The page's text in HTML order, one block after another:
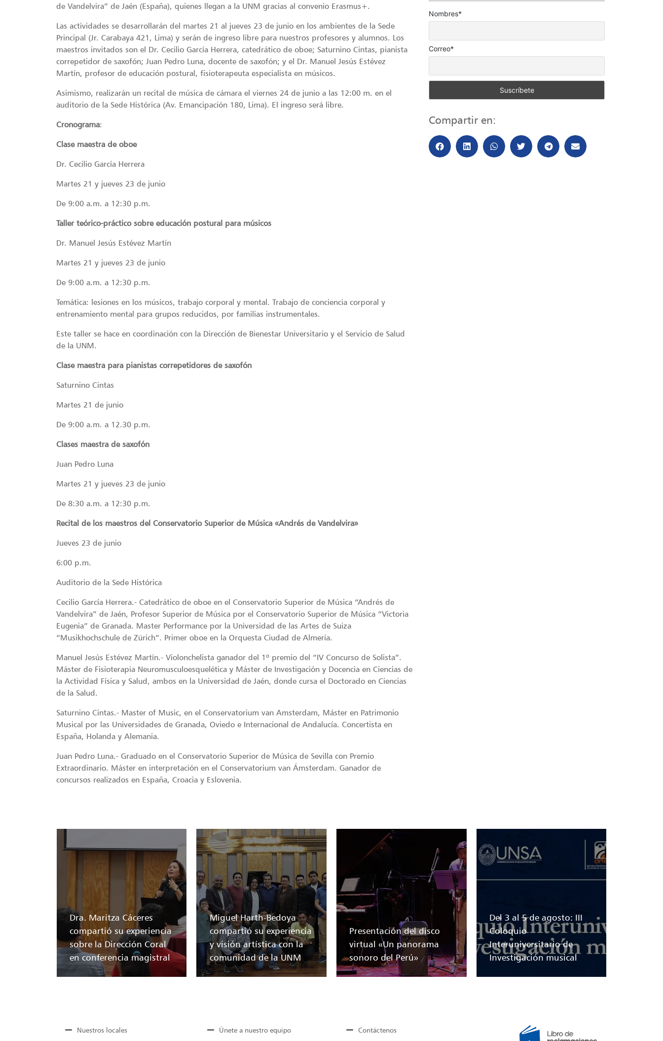
de Vandelvira” de Jaén (España), quienes llegan a la UNM gracias al convenio Erasmus+.
Las actividades se desarrollarán del martes 21 al jueves 23 de junio en los ambientes de la Sede
Principal (Jr. Carabaya 421, Lima) y serán de ingreso libre para nuestros profesores y alumnos. Los
maestros invitados son el Dr. Cecilio García Herrera, catedrático de oboe; Saturnino Cintas, pianista
correpetidor de saxofón; Juan Pedro Luna, docente de saxofón; y el Dr. Manuel Jesús Estévez
Martín, profesor de educación postural, fisioterapeuta especialista en músicos.
Asimismo, realizarán un recital de música de cámara el viernes 24 de junio a las 12:00 m. en el
auditorio de la Sede Histórica (Av. Emancipación 180, Lima). El ingreso será libre.
Cronograma:
Clase maestra de oboe
Dr. Cecilio García Herrera
Martes 21 y jueves 23 de junio
De 9:00 a.m. a 12:30 p.m.
Taller teórico-práctico sobre educación postural para músicos
Dr. Manuel Jesús Estévez Martín
Martes 21 y jueves 23 de junio
De 9:00 a.m. a 12:30 p.m.
Temática: lesiones en los músicos, trabajo corporal y mental. Trabajo de conciencia corporal y
entrenamiento mental para grupos reducidos, por familias instrumentales.
Este taller se hace en coordinación con la Dirección de Bienestar Universitario y el Servicio de Salud
de la UNM.
Clase maestra para pianistas correpetidores de saxofón
Saturnino Cintas
Martes 21 de junio
De 9:00 a.m. a 12.30 p.m.
Clases maestra de saxofón
Juan Pedro Luna
Martes 21 y jueves 23 de junio
De 8:30 a.m. a 12:30 p.m.
Recital de los maestros del Conservatorio Superior de Música «Andrés de Vandelvira»
Jueves 23 de junio
6:00 p.m.
Auditorio de la Sede Histórica
Cecilio García Herrera.- Catedrático de oboe en el Conservatorio Superior de Música “Andrés de
Vandelvira” de Jaén, Profesor Superior de Música por el Conservatorio Superior de Música “Victoria
Eugenia” de Granada. Master Performance por la Universidad de las Artes de Suiza
“Musikhochschule de Zürich”. Primer oboe en la Orquesta Ciudad de Almería.
Manuel Jesús Estévez Martín.- Violonchelista ganador del 1º premio del “IV Concurso de Solista”.
Máster de Fisioterapia Neuromusculoesquelética y Máster de Investigación y Docencia en Ciencias de
la Actividad Física y Salud, ambos en la Universidad de Jaén, donde cursa el Doctorado en Ciencias
de la Salud.
Saturnino Cintas.- Master of Music, en el Conservatorium van Amsterdam, Máster en Patrimonio
Musical por las Universidades de Granada, Oviedo e Internacional de Andalucía. Concertista en
España, Holanda y Alemania.
Juan Pedro Luna.- Graduado en el Conservatorio Superior de Música de Sevilla con Premio
Extraordinario. Máster en interpretación en el Conservatorium van Ámsterdam. Ganador de
concursos realizados en España, Croacia y Eslovenia.
Nombres*
Correo*
Compartir en:
Dra. Maritza Cáceres
compartió su experiencia
sobre la Dirección Coral
en conferencia magistral
Miguel Harth-Bedoya
compartió su experiencia
y visión artística con la
comunidad de la UNM
Presentación del disco
virtual «Un panorama
sonoro del Perú»
Del 3 al 5 de agosto: III
Coloquio
Interuniversitario de
Investigación musical
Nuestros locales Únete a nuestro equipo Contáctenos